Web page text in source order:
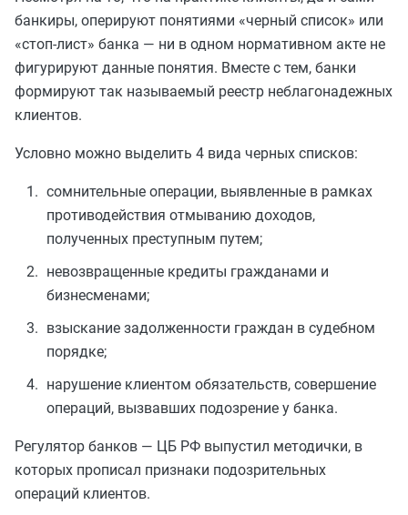
банкиры, оперируют понятиями «черный список» или
«стоп-лист» банка — ни в одном нормативном акте не
фигурируют данные понятия. Вместе с тем, банки
формируют так называемый реестр неблагонадежных
клиентов.
Условно можно выделить 4 вида черных списков:
сомнительные операции, выявленные в рамках
противодействия отмыванию доходов,
полученных преступным путем;
невозвращенные кредиты гражданами и
бизнесменами;
взыскание задолженности граждан в судебном
порядке;
нарушение клиентом обязательств, совершение
операций, вызвавших подозрение у банка.
Регулятор банков — ЦБ РФ выпустил методички, в
которых прописал признаки подозрительных
операций клиентов.